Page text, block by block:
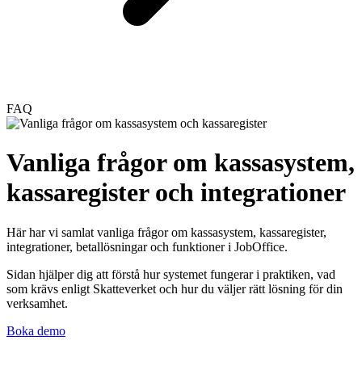
FAQ
Vanliga frågor om kassasystem,
kassaregister och integrationer
Här har vi samlat vanliga frågor om kassasystem, kassaregister,
integrationer, betallösningar och funktioner i JobOffice.
Sidan hjälper dig att förstå hur systemet fungerar i praktiken, vad
som krävs enligt Skatteverket och hur du väljer rätt lösning för din
verksamhet.
Boka demo